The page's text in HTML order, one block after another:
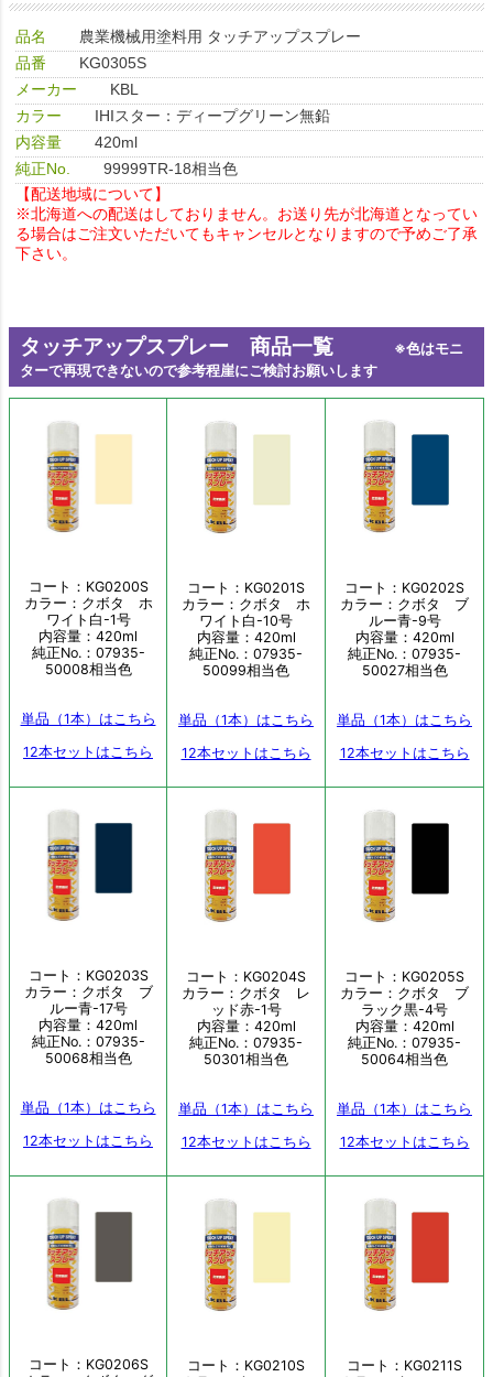
品名
農業機械用塗料用 タッチアップスプレー
品番
KG0305S
メーカー
KBL
カラー
IHIスター：ディープグリーン無鉛
内容量
420ml
純正No.
99999TR-18相当色
【配送地域について】
※北海道への配送はしておりません。お送り先が北海道となってい
る場合はご注文いただいてもキャンセルとなりますので予めご了承
下さい。